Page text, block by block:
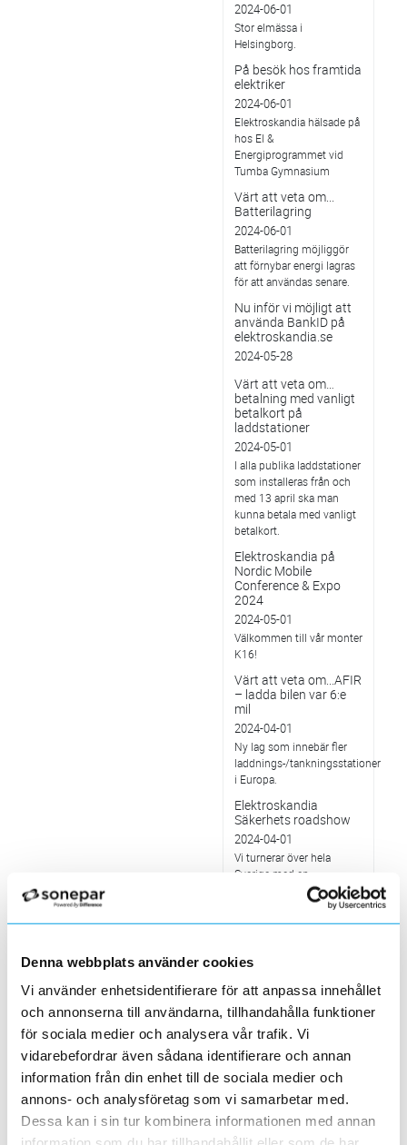
Denna webbplats använder cookies
Vi använder enhetsidentifierare för att anpassa innehållet
och annonserna till användarna, tillhandahålla funktioner
för sociala medier och analysera vår trafik. Vi
vidarebefordrar även sådana identifierare och annan
information från din enhet till de sociala medier och
annons- och analysföretag som vi samarbetar med.
Dessa kan i sin tur kombinera informationen med annan
2024-06-01
Stor elmässa i
Helsingborg.
På besök hos framtida
elektriker
2024-06-01
Elektroskandia hälsade på
hos El &
Energiprogrammet vid
Tumba Gymnasium
Värt att veta om...
Batterilagring
2024-06-01
Batterilagring möjliggör
att förnybar energi lagras
för att användas senare.
Nu inför vi möjligt att
använda BankID på
elektroskandia.se
2024-05-28
Värt att veta om…
betalning med vanligt
betalkort på
laddstationer
2024-05-01
I alla publika laddstationer
som installeras från och
med 13 april ska man
kunna betala med vanligt
betalkort.
Elektroskandia på
Nordic Mobile
Conference & Expo
2024
2024-05-01
Välkommen till vår monter
K16!
Värt att veta om...AFIR
– ladda bilen var 6:e
mil
2024-04-01
Ny lag som innebär fler
laddnings-/tankningsstationer
i Europa.
Elektroskandia
Säkerhets roadshow
2024-04-01
Vi turnerar över hela
Sverige med en
utställningsbil där vi visar
upp visa upp vårt breda
erbjudande inom
Rivstart för nya
2024-04-01
Den nya butiken är nästan
dubbelt så stor som den
tidigare.
Kompetensförsörjning
engagerade på
leverantörsträff
2024-03-01